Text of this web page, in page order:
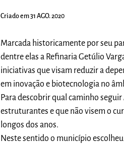
Criado em 31 AGO. 2020
Marcada historicamente por seu
dentre elas a Refinaria Getúlio
iniciativas que visam reduzir a
em inovação e biotecnologia no
Para descobrir qual caminho
estruturantes e que não visem o
longos dos anos.
Neste sentido o município